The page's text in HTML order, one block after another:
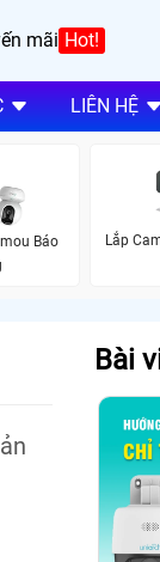
mãi Hot!
LIÊN HỆ
Báo
Lắp
Bài